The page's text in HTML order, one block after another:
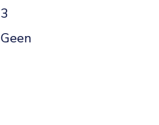
3
Geen